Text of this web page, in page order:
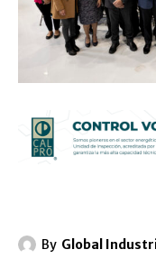
By Global